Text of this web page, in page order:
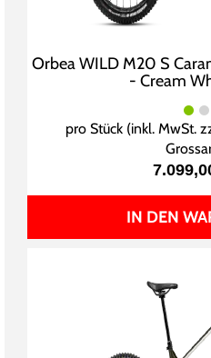
Orbea WILD M20 S
- Cream
pro Stück (inkl. MwSt.
IN DEN